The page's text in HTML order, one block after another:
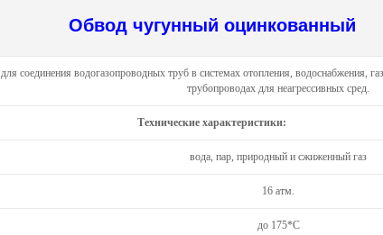
Обвод чугунный оцинкованный
для соединения водогазопроводных труб в системах отопления, водоснабжения,
трубопроводах для неагрессивных сред.
Технические характеристики:
вода, пар, природный и сжиженный газ
16 атм.
до 175*С